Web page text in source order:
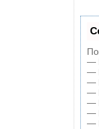
—
—
—
—
—
—
—